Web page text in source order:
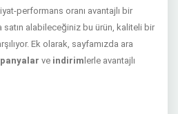
performans oranı avantajlı bir
alabileceğiniz bu ürün, kaliteli bir
Ek olarak, sayfamızda ara
ve indirim lerle avantajlı